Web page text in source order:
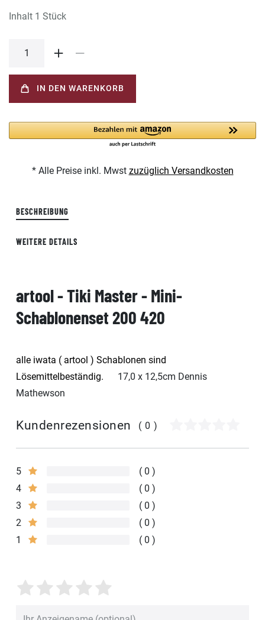
Inhalt 1 Stück
IN DEN WARENKORB
* Alle Preise inkl. Mwst zuzüglich Versandkosten
BESCHREIBUNG
WEITERE DETAILS
artool - Tiki Master - Mini-
Schablonenset 200 420
alle iwata ( artool ) Schablonen sind
Lösemittelbeständig.
17,0 x 12,5cm Dennis
Mathewson
Kundenrezensionen (0)
5
0
4
0
3
0
2
0
1
0